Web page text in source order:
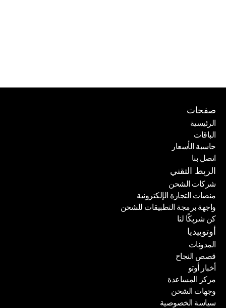
صفحات
الرئيسية
الرئيسية
الباقات
الباقات
حاسبة الأسعار
حاسبة الأسعار
اتصل بنا
اتصل بنا
الربط التقني
شركات الشحن
شركات الشحن
منصات التجارة الإلكترونية
منصات التجارة الإلكترونية
واجهة برمجة التطبيقات للشحن
واجهة برمجة التطبيقات للشحن
كن شريكًا لنا
كن شريكًا لنا
أوتوبيديا
المدونات
المدونات
قصص النجاح
قصص النجاح
أخبار أوتو
أخبار أوتو
مركز المساعدة
مركز المساعدة
وجهات الشحن
وجهات الشحن
سياسة الخصوصية